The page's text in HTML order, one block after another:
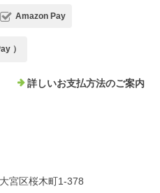
Amazon Pay
）
詳しいお支払方法のご案内
宮区桜木町1-378